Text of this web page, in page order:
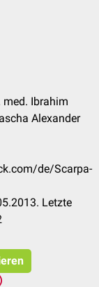
med. Ibrahim
Alexander
de/Scarpa-
Letzte